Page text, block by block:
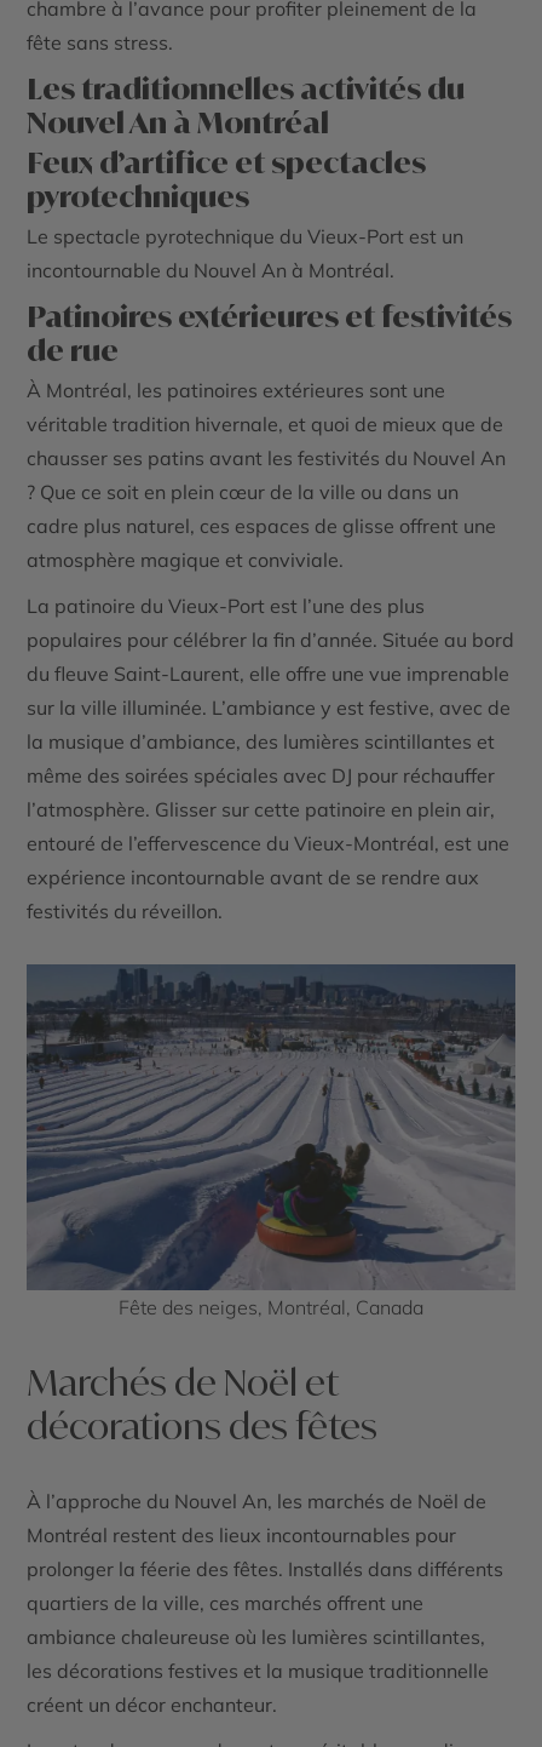
chambre à l’avance pour profiter pleinement de la
fête sans stress.
Les traditionnelles activités du
Nouvel An à Montréal
Feux d’artifice et spectacles
pyrotechniques
Le spectacle pyrotechnique du Vieux-Port est un
incontournable du Nouvel An à Montréal.
Patinoires extérieures et festivités
de rue
À Montréal, les patinoires extérieures sont une
véritable tradition hivernale, et quoi de mieux que de
chausser ses patins avant les festivités du Nouvel An
? Que ce soit en plein cœur de la ville ou dans un
cadre plus naturel, ces espaces de glisse offrent une
atmosphère magique et conviviale.
La patinoire du Vieux-Port est l’une des plus
populaires pour célébrer la fin d’année. Située au bord
du fleuve Saint-Laurent, elle offre une vue imprenable
sur la ville illuminée. L’ambiance y est festive, avec de
la musique d’ambiance, des lumières scintillantes et
même des soirées spéciales avec DJ pour réchauffer
l’atmosphère. Glisser sur cette patinoire en plein air,
entouré de l’effervescence du Vieux-Montréal, est une
expérience incontournable avant de se rendre aux
festivités du réveillon.
Fête des neiges, Montréal, Canada
Marchés de Noël et
décorations des fêtes
À l’approche du Nouvel An, les marchés de Noël de
Montréal restent des lieux incontournables pour
prolonger la féerie des fêtes. Installés dans différents
quartiers de la ville, ces marchés offrent une
ambiance chaleureuse où les lumières scintillantes,
les décorations festives et la musique traditionnelle
créent un décor enchanteur.